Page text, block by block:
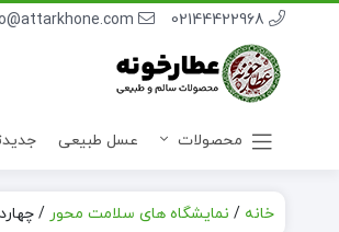
02144422968
info@attarkhone.com
محصولات عسل طبیعی
خانه / نمایشگاه های سلامت محور / چهاردهمین